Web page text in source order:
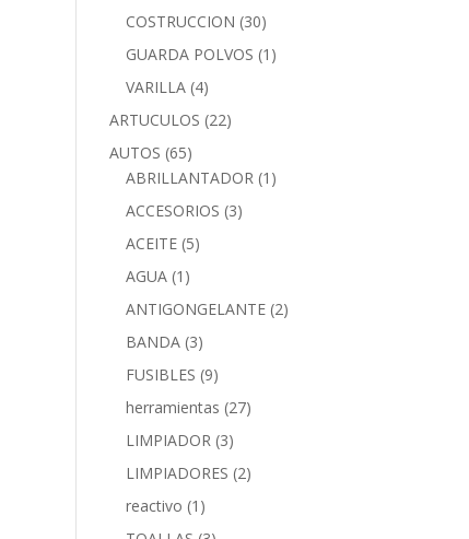
COSTRUCCION (30)
GUARDA POLVOS (1)
VARILLA (4)
ARTUCULOS (22)
AUTOS (65)
ABRILLANTADOR (1)
ACCESORIOS (3)
ACEITE (5)
AGUA (1)
ANTIGONGELANTE (2)
BANDA (3)
FUSIBLES (9)
herramientas (27)
LIMPIADOR (3)
LIMPIADORES (2)
reactivo (1)